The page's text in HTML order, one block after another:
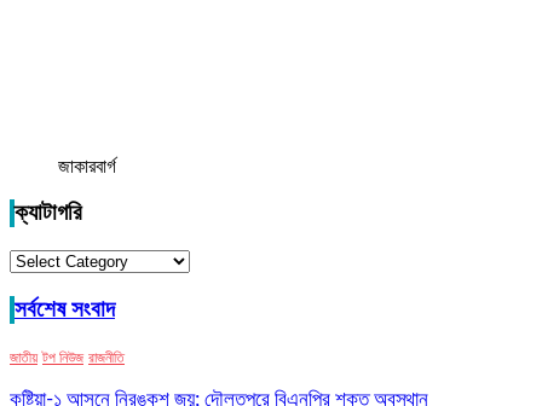
জাকারবার্গ
ক্যাটাগরি
ক্যাটাগরি
সর্বশেষ সংবাদ
জাতীয় টপ নিউজ রাজনীতি
কুষ্টিয়া-১ আসনে নিরঙ্কুশ জয়; দৌলতপুরে বিএনপির শক্ত অবস্থান